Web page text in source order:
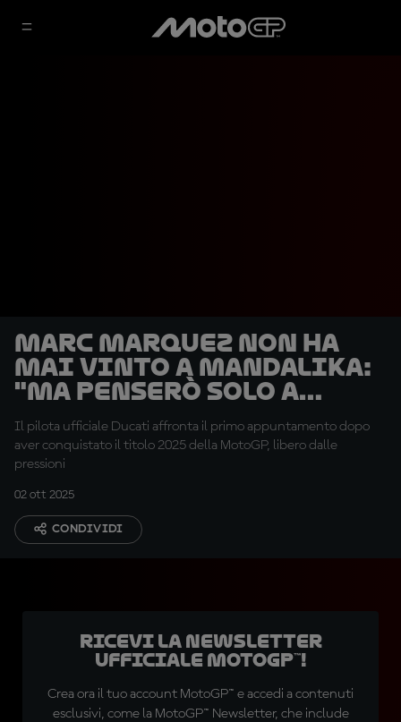
Marc Marquez non ha
mai vinto a Mandalika:
"Ma penserò solo a
divertirmi"
Il pilota ufficiale Ducati affronta il primo appuntamento dopo
aver conquistato il titolo 2025 della MotoGP, libero dalle
pressioni
02 ott 2025
CONDIVIDI
Ricevi la newsletter
ufficiale MotoGP™!
Crea ora il tuo account MotoGP™ e accedi a contenuti
esclusivi, come la MotoGP™ Newsletter, che include